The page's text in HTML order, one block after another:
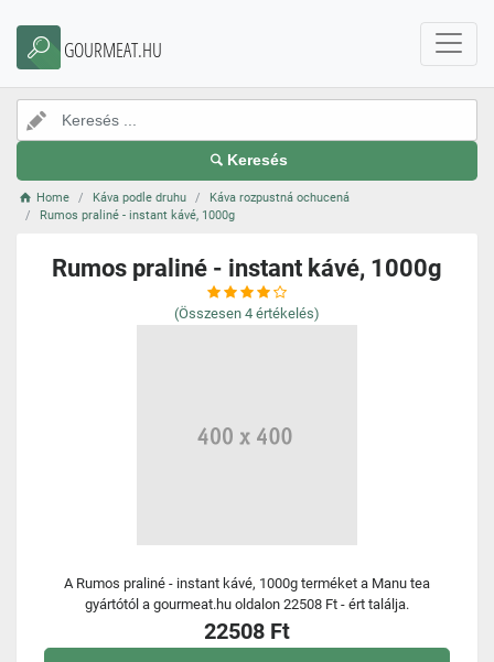
GOURMEAT.HU
Keresés
Home Káva podle druhu
Káva rozpustná ochucená
Rumos praliné - instant kávé, 1000g
Rumos praliné - instant kávé, 1000g
(Összesen 4 értékelés)
A Rumos praliné - instant kávé, 1000g terméket a Manu tea
gyártótól a gourmeat.hu oldalon 22508 Ft - ért találja.
22508 Ft